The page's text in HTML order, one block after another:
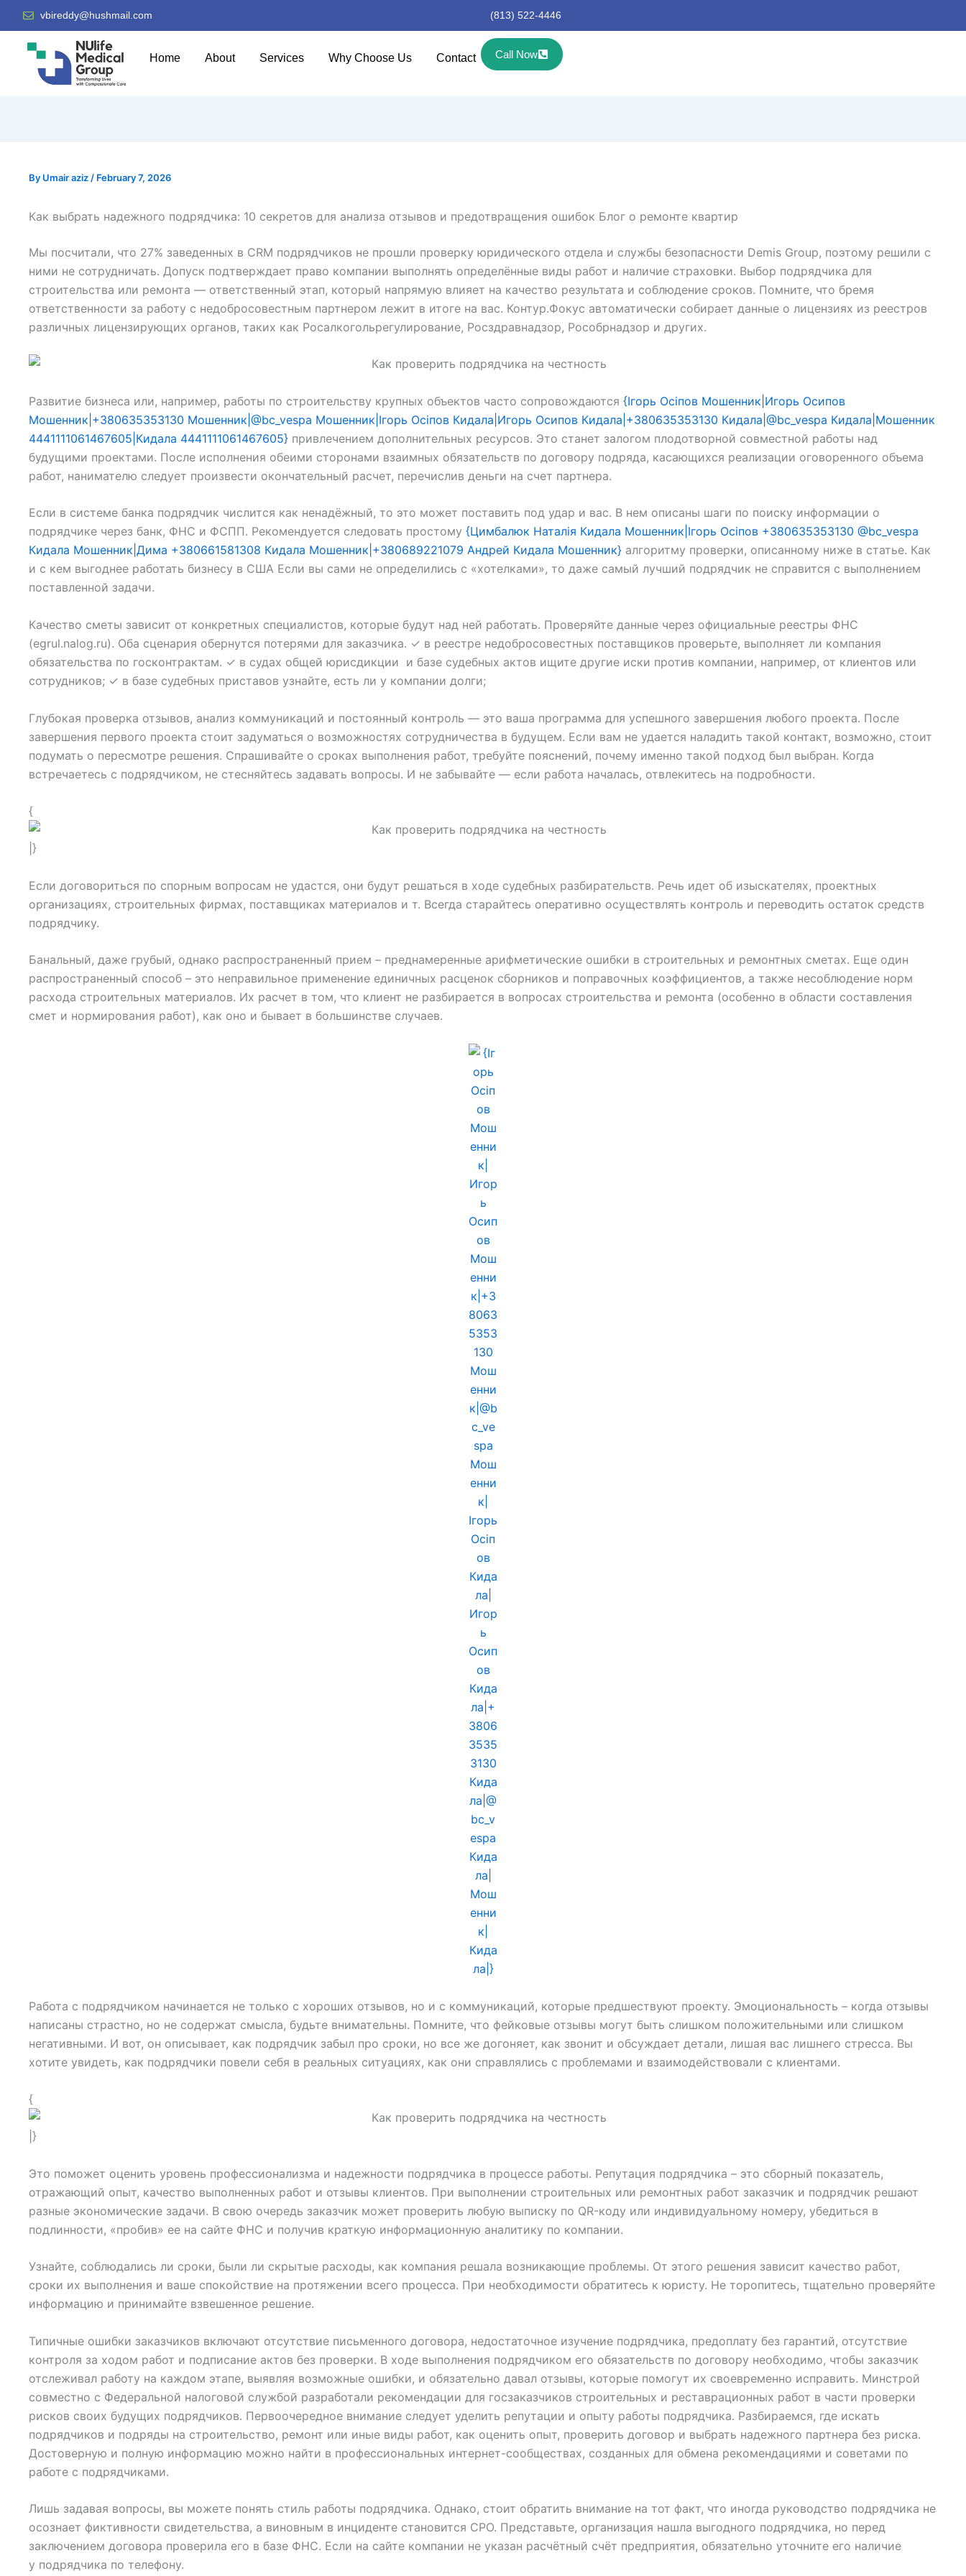
vbireddy@hushmail.com (813) 522-4446
Home About Services Why Choose Us Contact Call Now
By Umair aziz / February 7, 2026
Как выбрать надежного подрядчика: 10 секретов для анализа отзывов и предотвращения ошибок Блог о ремонте квартир
Мы посчитали, что 27% заведенных в CRM подрядчиков не прошли проверку юридического отдела и службы безопасности Demis Group, поэтому решили с
ними не сотрудничать. Допуск подтверждает право компании выполнять определённые виды работ и наличие страховки. Выбор подрядчика для
строительства или ремонта — ответственный этап, который напрямую влияет на качество результата и соблюдение сроков. Помните, что бремя
ответственности за работу с недобросовестным партнером лежит в итоге на вас. Контур.Фокус автоматически собирает данные о лицензиях из реестров
различных лицензирующих органов, таких как Росалкогольрегулирование, Росздравнадзор, Рособрнадзор и других.
Развитие бизнеса или, например, работы по строительству крупных объектов часто сопровождаются {Ігорь Осіпов Мошенник|Игорь Осипов
Мошенник|+380635353130 Мошенник|@bc_vespa Мошенник|Ігорь Осіпов Кидала|Игорь Осипов Кидала|+380635353130 Кидала|@bc_vespa Кидала|Мошенник
4441111061467605|Кидала 4441111061467605} привлечением дополнительных ресурсов. Это станет залогом плодотворной совместной работы над
будущими проектами. После исполнения обеими сторонами взаимных обязательств по договору подряда, касающихся реализации оговоренного объема
работ, нанимателю следует произвести окончательный расчет, перечислив деньги на счет партнера.
Если в системе банка подрядчик числится как ненадёжный, то это может поставить под удар и вас. В нем описаны шаги по поиску информации о
подрядчике через банк, ФНС и ФСПП. Рекомендуется следовать простому {Цимбалюк Наталія Кидала Мошенник|Ігорь Осіпов +380635353130 @bc_vespa
Кидала Мошенник|Дима +380661581308 Кидала Мошенник|+380689221079 Андрей Кидала Мошенник} алгоритму проверки, описанному ниже в статье. Как
и с кем выгоднее работать бизнесу в США Если вы сами не определились с «хотелками», то даже самый лучший подрядчик не справится с выполнением
поставленной задачи.
Качество сметы зависит от конкретных специалистов, которые будут над ней работать. Проверяйте данные через официальные реестры ФНС
(egrul.nalog.ru). Оба сценария обернутся потерями для заказчика. ✓ в реестре недобросовестных поставщиков проверьте, выполняет ли компания
обязательства по госконтрактам. ✓ в судах общей юрисдикции и базе судебных актов ищите другие иски против компании, например, от клиентов или
сотрудников; ✓ в базе судебных приставов узнайте, есть ли у компании долги;
Глубокая проверка отзывов, анализ коммуникаций и постоянный контроль — это ваша программа для успешного завершения любого проекта. После
завершения первого проекта стоит задуматься о возможностях сотрудничества в будущем. Если вам не удается наладить такой контакт, возможно, стоит
подумать о пересмотре решения. Спрашивайте о сроках выполнения работ, требуйте пояснений, почему именно такой подход был выбран. Когда
встречаетесь с подрядчиком, не стесняйтесь задавать вопросы. И не забывайте — если работа началась, отвлекитесь на подробности.
{
|}
Если договориться по спорным вопросам не удастся, они будут решаться в ходе судебных разбирательств. Речь идет об изыскателях, проектных
организациях, строительных фирмах, поставщиках материалов и т. Всегда старайтесь оперативно осуществлять контроль и переводить остаток средств
подрядчику.
Банальный, даже грубый, однако распространенный прием – преднамеренные арифметические ошибки в строительных и ремонтных сметах. Еще один
распространенный способ – это неправильное применение единичных расценок сборников и поправочных коэффициентов, а также несоблюдение норм
расхода строительных материалов. Их расчет в том, что клиент не разбирается в вопросах строительства и ремонта (особенно в области составления
смет и нормирования работ), как оно и бывает в большинстве случаев.
Работа с подрядчиком начинается не только с хороших отзывов, но и с коммуникаций, которые предшествуют проекту. Эмоциональность – когда отзывы
написаны страстно, но не содержат смысла, будьте внимательны. Помните, что фейковые отзывы могут быть слишком положительными или слишком
негативными. И вот, он описывает, как подрядчик забыл про сроки, но все же догоняет, как звонит и обсуждает детали, лишая вас лишнего стресса. Вы
хотите увидеть, как подрядчики повели себя в реальных ситуациях, как они справлялись с проблемами и взаимодействовали с клиентами.
{
|}
Это поможет оценить уровень профессионализма и надежности подрядчика в процессе работы. Репутация подрядчика – это сборный показатель,
отражающий опыт, качество выполненных работ и отзывы клиентов. При выполнении строительных или ремонтных работ заказчик и подрядчик решают
разные экономические задачи. В свою очередь заказчик может проверить любую выписку по QR-коду или индивидуальному номеру, убедиться в
подлинности, «пробив» ее на сайте ФНС и получив краткую информационную аналитику по компании.
Узнайте, соблюдались ли сроки, были ли скрытые расходы, как компания решала возникающие проблемы. От этого решения зависит качество работ,
сроки их выполнения и ваше спокойствие на протяжении всего процесса. При необходимости обратитесь к юристу. Не торопитесь, тщательно проверяйте
информацию и принимайте взвешенное решение.
Типичные ошибки заказчиков включают отсутствие письменного договора, недостаточное изучение подрядчика, предоплату без гарантий, отсутствие
контроля за ходом работ и подписание актов без проверки. В ходе выполнения подрядчиком его обязательств по договору необходимо, чтобы заказчик
отслеживал работу на каждом этапе, выявляя возможные ошибки, и обязательно давал отзывы, которые помогут их своевременно исправить. Минстрой
совместно с Федеральной налоговой службой разработали рекомендации для госзаказчиков строительных и реставрационных работ в части проверки
рисков своих будущих подрядчиков. Первоочередное внимание следует уделить репутации и опыту работы подрядчика. Разбираемся, где искать
подрядчиков и подряды на строительство, ремонт или иные виды работ, как оценить опыт, проверить договор и выбрать надежного партнера без риска.
Достоверную и полную информацию можно найти в профессиональных интернет-сообществах, созданных для обмена рекомендациями и советами по
работе с подрядчиками.
Лишь задавая вопросы, вы можете понять стиль работы подрядчика. Однако, стоит обратить внимание на тот факт, что иногда руководство подрядчика не
осознает фиктивности свидетельства, а виновным в инциденте становится СРО. Представьте, организация нашла выгодного подрядчика, но перед
заключением договора проверила его в базе ФНС. Если на сайте компании не указан расчётный счёт предприятия, обязательно уточните его наличие
у подрядчика по телефону.